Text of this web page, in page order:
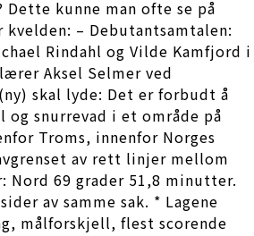
kunne man ofte se på
– Debutantsamtalen:
Rindahl og Vilde Kamfjord i
Aksel Selmer ved
skal lyde: Det er forbudt å
snurrevad i et område på
Troms, innenfor Norges
av rett linjer mellom
Nord 69 grader 51,8 minutter.
av samme sak. * Lagene
målforskjell, flest scorende